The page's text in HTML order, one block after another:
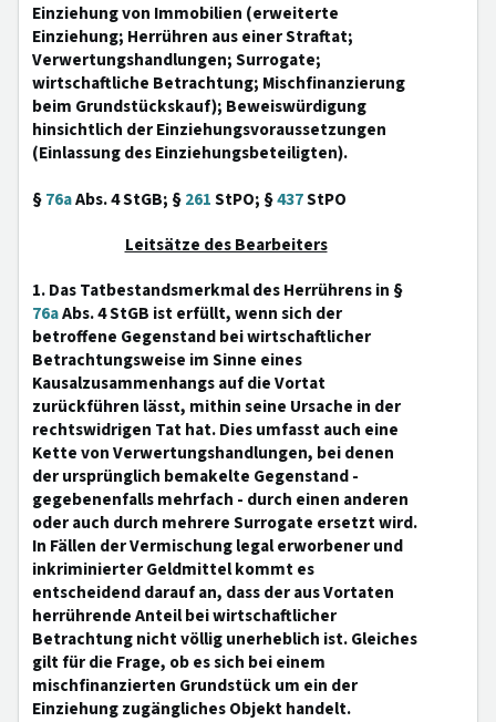
Einziehung von Immobilien (erweiterte
Einziehung; Herrühren aus einer Straftat;
Verwertungshandlungen; Surrogate;
wirtschaftliche Betrachtung; Mischfinanzierung
beim Grundstückskauf); Beweiswürdigung
hinsichtlich der Einziehungsvoraussetzungen
(Einlassung des Einziehungsbeteiligten).
§76aAbs. 4 StGB; §261StPO; §437StPO
Leitsätze des Bearbeiters
1. Das Tatbestandsmerkmal des Herrührens in §
76aAbs. 4 StGB ist erfüllt, wenn sich der
betroffene Gegenstand bei wirtschaftlicher
Betrachtungsweise im Sinne eines
Kausalzusammenhangs auf die Vortat
zurückführen lässt, mithin seine Ursache in der
rechtswidrigen Tat hat. Dies umfasst auch eine
Kette von Verwertungshandlungen, bei denen
der ursprünglich bemakelte Gegenstand -
gegebenenfalls mehrfach - durch einen anderen
oder auch durch mehrere Surrogate ersetzt wird.
In Fällen der Vermischung legal erworbener und
inkriminierter Geldmittel kommt es
entscheidend darauf an, dass der aus Vortaten
herrührende Anteil bei wirtschaftlicher
Betrachtung nicht völlig unerheblich ist. Gleiches
gilt für die Frage, ob es sich bei einem
mischfinanzierten Grundstück um ein der
Einziehung zugängliches Objekt handelt.